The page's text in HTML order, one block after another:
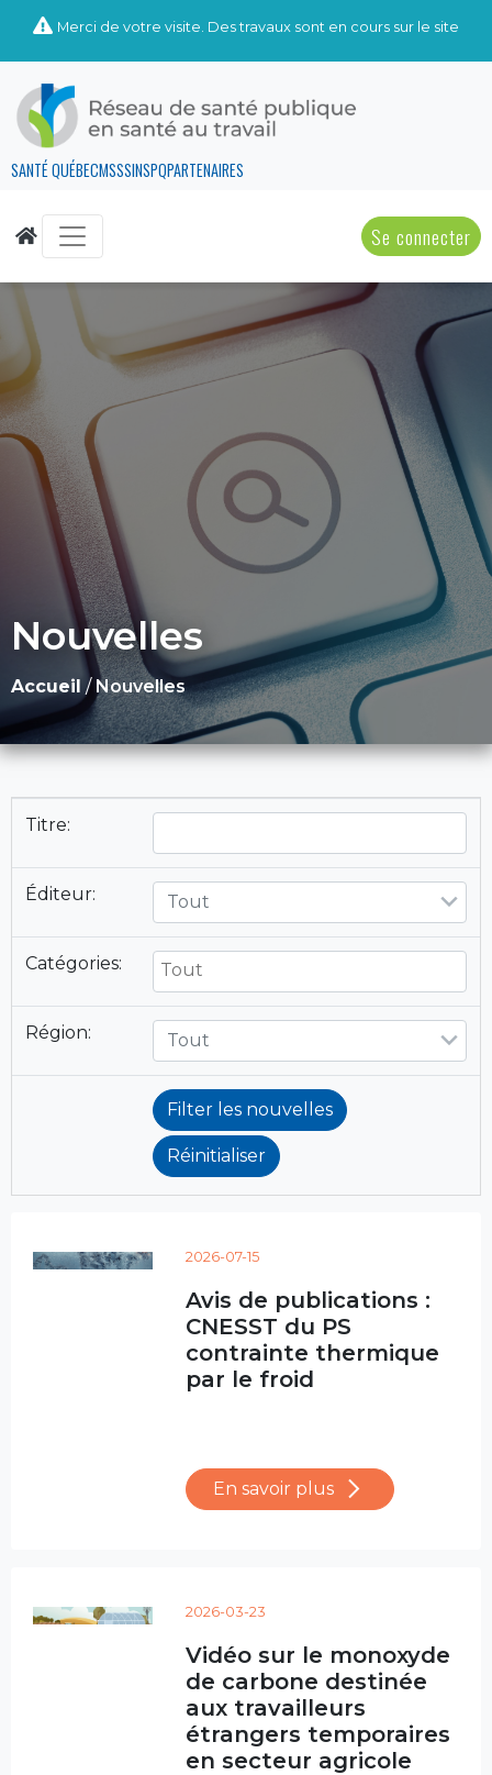
Merci de votre visite. Des travaux sont en cours sur le site
SANTÉ QUÉBECMSSSINSPQPARTENAIRES
Se connecter
Nouvelles
Accueil / Nouvelles
Titre:
Éditeur: Tout
Catégories:
Région: Tout
2026-07-15
Avis de publications :
CNESST du PS
contrainte thermique
par le froid
En savoir plus
2026-03-23
Vidéo sur le monoxyde
de carbone destinée
aux travailleurs
étrangers temporaires
en secteur agricole